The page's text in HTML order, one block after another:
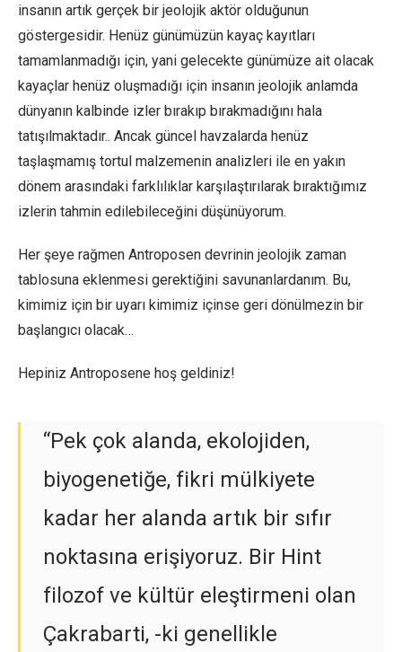
insanın artık gerçek bir jeolojik aktör olduğunun
göstergesidir. Henüz günümüzün kayaç kayıtları
tamamlanmadığı için, yani gelecekte günümüze ait olacak
kayaçlar henüz oluşmadığı için insanın jeolojik anlamda
dünyanın kalbinde izler bırakıp bırakmadığını hala
tatışılmaktadır.. Ancak güncel havzalarda henüz
taşlaşmamış tortul malzemenin analizleri ile en yakın
dönem arasındaki farklılıklar karşılaştırılarak bıraktığımız
izlerin tahmin edilebileceğini düşünüyorum.
Her şeye rağmen Antroposen devrinin jeolojik zaman
tablosuna eklenmesi gerektiğini savunanlardanım. Bu,
kimimiz için bir uyarı kimimiz içinse geri dönülmezin bir
başlangıcı olacak…
Hepiniz Antroposene hoş geldiniz!
“Pek çok alanda, ekolojiden,
biyogenetiğe, fikri mülkiyete
kadar her alanda artık bir sıfır
noktasına erişiyoruz. Bir Hint
filozof ve kültür eleştirmeni olan
Çakrabarti, -ki genellikle